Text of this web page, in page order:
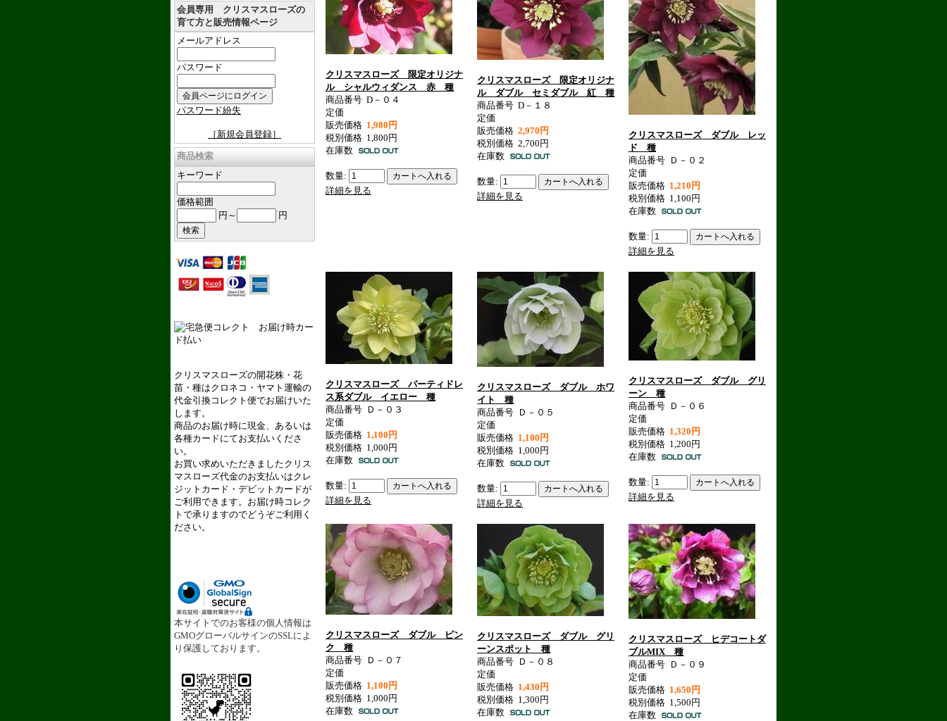
会員専用 クリスマスローズの
育て方と販売情報ページ
メールアドレス
パスワード
パスワード紛失
［新規会員登録］
商品検索
キーワード
価格範囲
円～
円
クリスマスローズの開花株・花
苗・種はクロネコ・ヤマト運輸の
代金引換コレクト便でお届けいた
します。
商品のお届け時に現金、あるいは
各種カードにてお支払いくださ
い。
お買い求めいただきましたクリス
マスローズ代金のお支払いはクレ
ジットカード・デビットカードが
ご利用できます。お届け時コレク
トで承りますのでどうぞご利用く
ださい。
本サイトでのお客様の個人情報は
GMOグローバルサインのSSLによ
り保護しております。
クリスマスローズ 限定オリジナ
ル シャルウィダンス 赤 種
商品番号 D－０４
定価
販売価格 1,980円
税別価格 1,800円
在庫数
数量:
詳細を見る
クリスマスローズ 限定オリジナ
ル ダブル セミダブル 紅 種
商品番号 D－１８
定価
販売価格 2,970円
税別価格 2,700円
在庫数
数量:
詳細を見る
クリスマスローズ ダブル レッ
ド 種
商品番号 Ｄ－０２
定価
販売価格 1,210円
税別価格 1,100円
在庫数
数量:
詳細を見る
クリスマスローズ パーティドレ
ス系ダブル イエロー 種
商品番号 Ｄ－０３
定価
販売価格 1,100円
税別価格 1,000円
在庫数
数量:
詳細を見る
クリスマスローズ ダブル ホワ
イト 種
商品番号 Ｄ－０５
定価
販売価格 1,100円
税別価格 1,000円
在庫数
数量:
詳細を見る
クリスマスローズ ダブル グリ
ーン 種
商品番号 Ｄ－０６
定価
販売価格 1,320円
税別価格 1,200円
在庫数
数量:
詳細を見る
クリスマスローズ ダブル ピン
ク 種
商品番号 Ｄ－０７
定価
販売価格 1,100円
税別価格 1,000円
在庫数
クリスマスローズ ダブル グリ
ーンスポット 種
商品番号 Ｄ－０８
定価
販売価格 1,430円
税別価格 1,300円
在庫数
クリスマスローズ ヒデコートダ
ブルMIX 種
商品番号 Ｄ－０９
定価
販売価格 1,650円
税別価格 1,500円
在庫数